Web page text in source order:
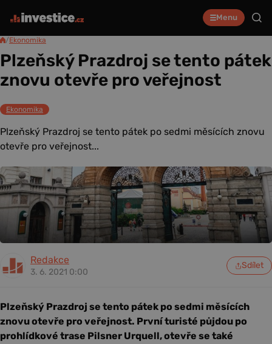
Menu
/Ekonomika
Plzeňský Prazdroj se tento pátek
znovu otevře pro veřejnost
Ekonomika
Plzeňský Prazdroj se tento pátek po sedmi měsících znovu
otevře pro veřejnost...
Redakce
3. 6. 2021 0:00
Sdílet
Plzeňský Prazdroj se tento pátek po sedmi měsících
znovu otevře pro veřejnost. První turisté půjdou po
prohlídkové trase Pilsner Urquell, otevře se také